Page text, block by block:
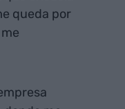
queda por